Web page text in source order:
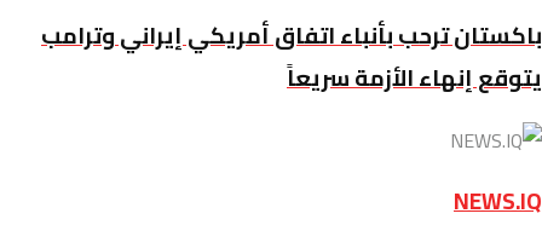
باكستان ترحب بأنباء اتفاق أمريكي إيراني وترامب
يتوقع إنهاء الأزمة سريعاً
NEWS.IQ